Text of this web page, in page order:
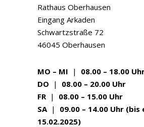
Rathaus Oberhausen
Eingang Arkaden
Schwartzstraße 72
46045 Oberhausen
MO – MI | 08.00 – 18.00
DO | 08.00 – 20.00 Uhr
FR | 08.00 – 15.00 Uhr
SA | 09.00 – 14.00 Uhr (bis
15.02.2025)